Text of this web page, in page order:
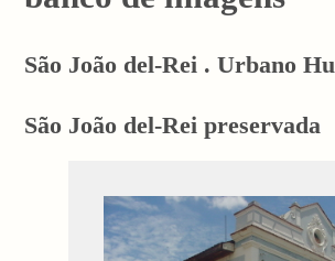
São João del-Rei . Urbano
São João del-Rei preservada